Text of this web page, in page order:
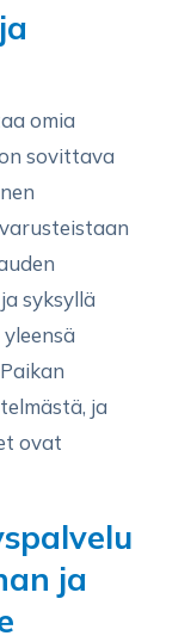
omia
sovittava
syksyllä
ja
ovat
ja